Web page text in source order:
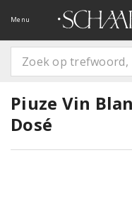
Menu
Piuze Vin
Dosé